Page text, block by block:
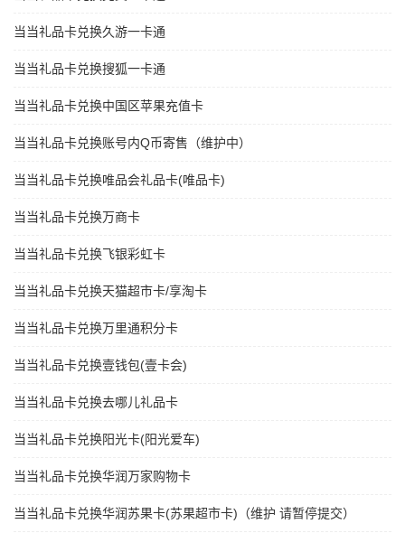
当当礼品卡兑换久游一卡通
当当礼品卡兑换搜狐一卡通
当当礼品卡兑换中国区苹果充值卡
当当礼品卡兑换账号内Q币寄售（维护中）
当当礼品卡兑换唯品会礼品卡(唯品卡)
当当礼品卡兑换万商卡
当当礼品卡兑换飞银彩虹卡
当当礼品卡兑换天猫超市卡/享淘卡
当当礼品卡兑换万里通积分卡
当当礼品卡兑换壹钱包(壹卡会)
当当礼品卡兑换去哪儿礼品卡
当当礼品卡兑换阳光卡(阳光爱车)
当当礼品卡兑换华润万家购物卡
当当礼品卡兑换华润苏果卡(苏果超市卡)（维护 请暂停提交）